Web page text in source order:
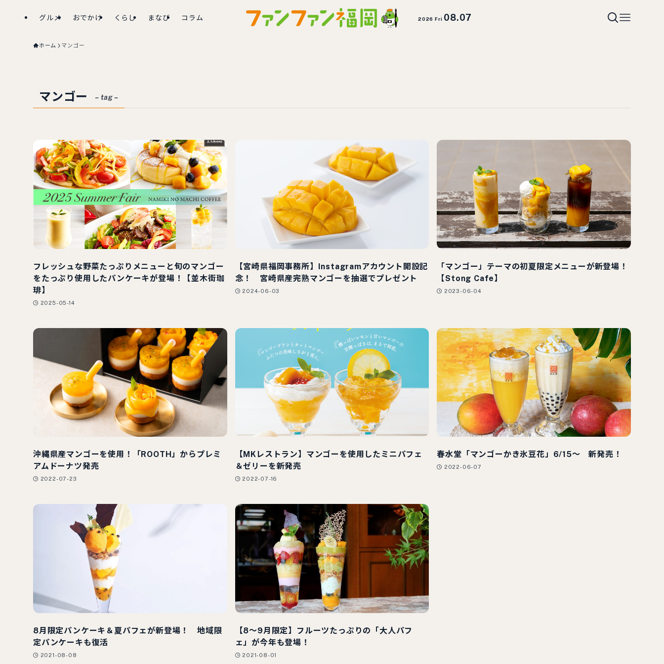
グルメ おでかけ くらし まなび コラム 2026 Fri 08.07
ホーム マンゴー
マンゴー – tag –
フレッシュな野菜たっぷりメニューと旬のマンゴー
をたっぷり使用したパンケーキが登場！【並木街珈
琲】
2025-05-14
【宮崎県福岡事務所】Instagramアカウント開設記
念！ 宮崎県産完熟マンゴーを抽選でプレゼント
2024-06-03
「マンゴー」テーマの初夏限定メニューが新登場！
【Stong Cafe】
2023-06-04
沖縄県産マンゴーを使用！「ROOTH」からプレミ
アムドーナツ発売
2022-07-23
【MKレストラン】マンゴーを使用したミニパフェ
＆ゼリーを新発売
2022-07-16
春水堂「マンゴーかき氷豆花」6/15～ 新発売！
2022-06-07
8月限定パンケーキ＆夏パフェが新登場！ 地域限
定パンケーキも復活
2021-08-08
【8～9月限定】フルーツたっぷりの「大人パフ
ェ」が今年も登場！
2021-08-01